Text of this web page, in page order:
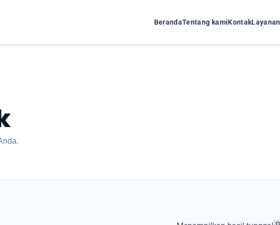
BerandaTentang kamiKontakLayanan